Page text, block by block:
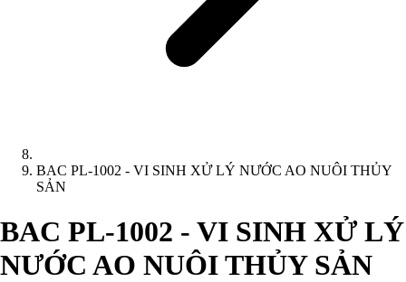
BAC PL-1002 - VI SINH XỬ LÝ NƯỚC AO NUÔI THỦY
SẢN
BAC PL-1002 - VI SINH XỬ LÝ
NƯỚC AO NUÔI THỦY SẢN